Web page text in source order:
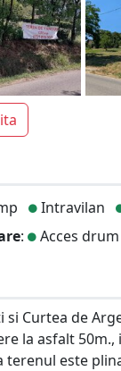
Intravilan
: Acces
si Curtea de
la asfalt
terenul este